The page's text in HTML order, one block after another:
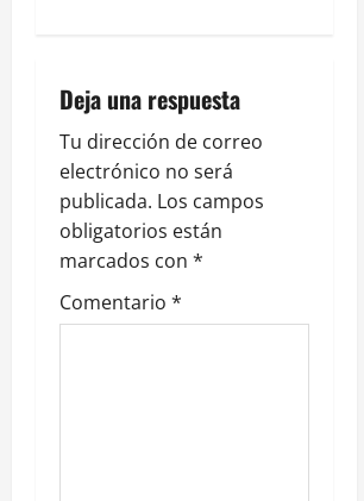
ó
n
d
e
e
Deja una respuesta
Tu dirección de correo
electrónico no será
publicada. Los campos
obligatorios están
marcados con *
Comentario *